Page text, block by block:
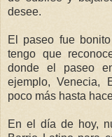
desee.
El paseo fue
tengo que
donde el paseo
ejemplo, Venecia,
poco más hasta
En el día de hoy,